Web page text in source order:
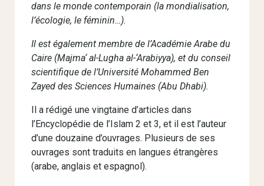
dans le monde contemporain (la mondialisation,
l’écologie, le féminin…).
Il est également membre de l’Académie Arabe du
Caire (Majma‘ al-Lugha al-‘Arabiyya), et du conseil
scientifique de l’Université Mohammed Ben
Zayed des Sciences Humaines (Abu Dhabi).
Il a rédigé une vingtaine d’articles dans
l’Encyclopédie de l’Islam 2 et 3, et il est l’auteur
d’une douzaine d’ouvrages. Plusieurs de ses
ouvrages sont traduits en langues étrangères
(arabe, anglais et espagnol).